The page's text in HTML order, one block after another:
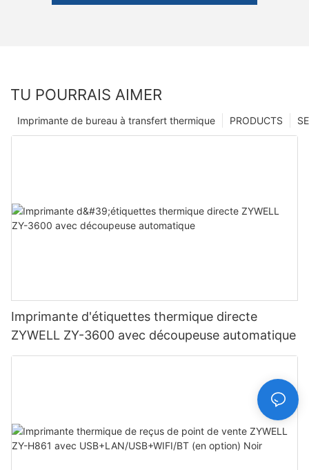
TU POURRAIS AIMER
PRODUCTS
Imprimante de bureau à transfert thermique
Imprimante d'étiquettes thermique directe
ZYWELL ZY-3600 avec découpeuse automatique